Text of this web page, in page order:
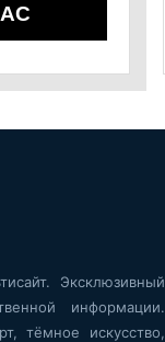
Эксклюзивный
информации.
тёмное искусство,